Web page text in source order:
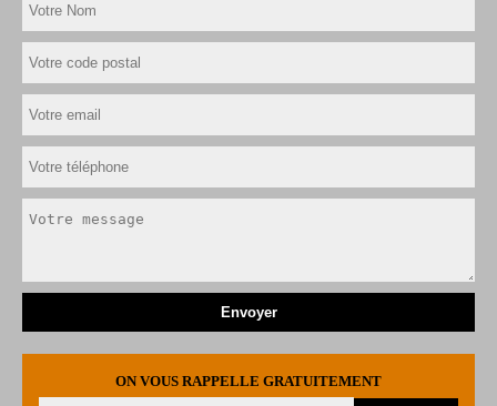
ON VOUS RAPPELLE GRATUITEMENT